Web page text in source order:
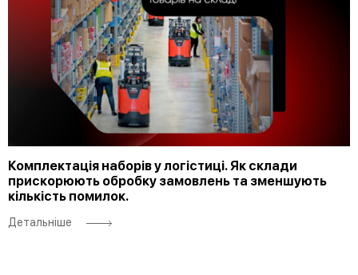
Комплектація наборів у логістиці. Як склади
прискорюють обробку замовлень та зменшують
кількість помилок.
Детальніше